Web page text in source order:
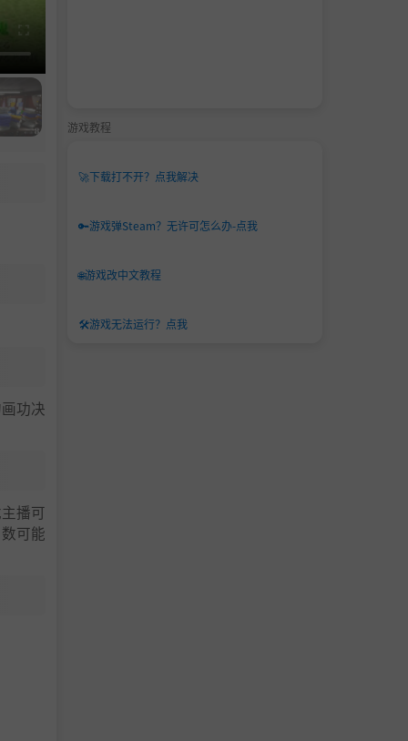
功决
播可
可能
游戏教程
🚀下载打不开？点我解决
🔑游戏弹Steam？无许可怎么办-点我
🌐游戏改中文教程
🛠️游戏无法运行？点我